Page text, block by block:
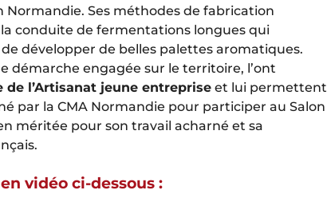
Ses méthodes de fabrication
conduite de fermentations longues qui
développer de belles palettes aromatiques.
démarche engagée sur le territoire, l’ont
de l’Artisanat jeune entreprise et lui permettent
par la CMA Normandie pour participer au Salon
méritée pour son travail acharné et sa
vidéo ci-dessous :